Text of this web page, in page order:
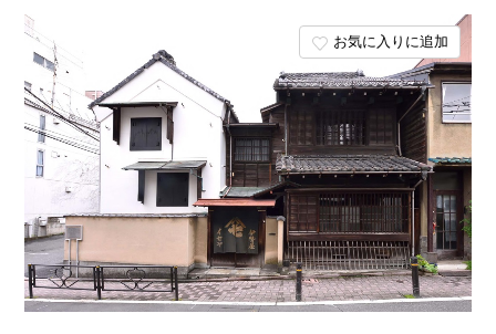
お気に入りに追加